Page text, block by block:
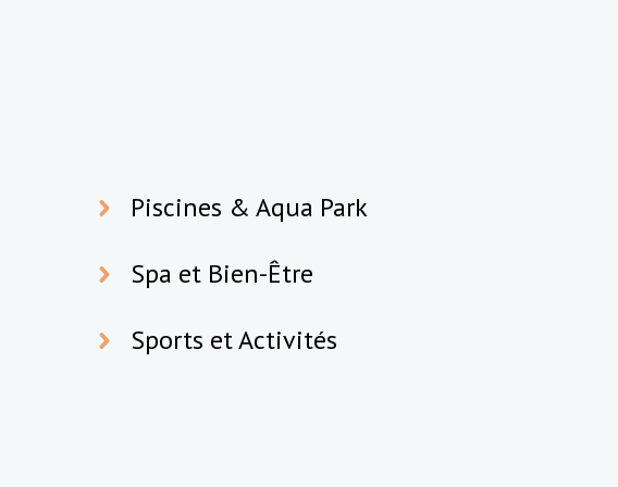
Piscines & Aqua Park
Spa et Bien-Être
Sports et Activités